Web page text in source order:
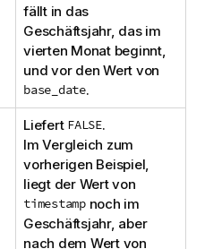
fällt in das
Geschäftsjahr, das im
vierten Monat beginnt,
und vor den Wert von
base_date.
Liefert FALSE.
Im Vergleich zum
vorherigen Beispiel,
liegt der Wert von
timestampnoch im
Geschäftsjahr, aber
nach dem Wert von